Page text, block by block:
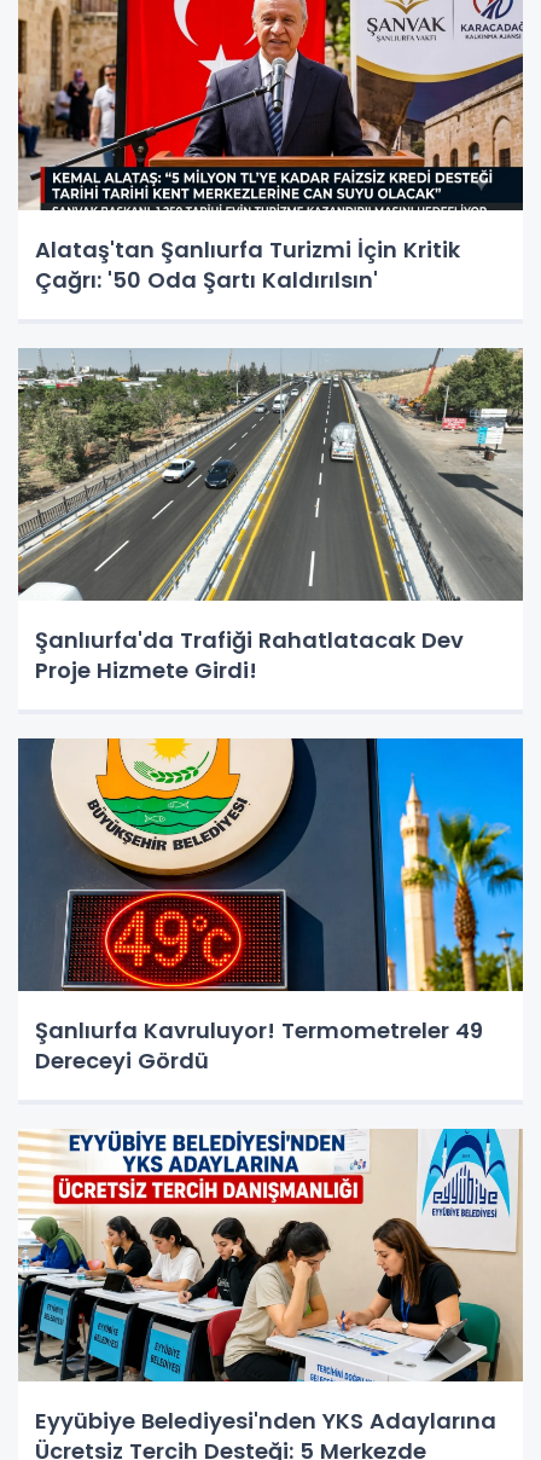
Alataş'tan Şanlıurfa Turizmi İçin Kritik
Çağrı: '50 Oda Şartı Kaldırılsın'
Şanlıurfa'da Trafiği Rahatlatacak Dev
Proje Hizmete Girdi!
Şanlıurfa Kavruluyor! Termometreler 49
Dereceyi Gördü
Eyyübiye Belediyesi'nden YKS Adaylarına
Ücretsiz Tercih Desteği: 5 Merkezde